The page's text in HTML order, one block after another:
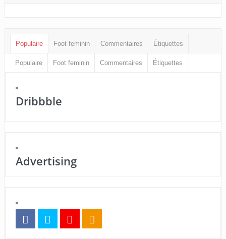
Populaire Foot feminin Commentaires Étiquettes
Populaire Foot feminin Commentaires Étiquettes
Dribbble
Advertising